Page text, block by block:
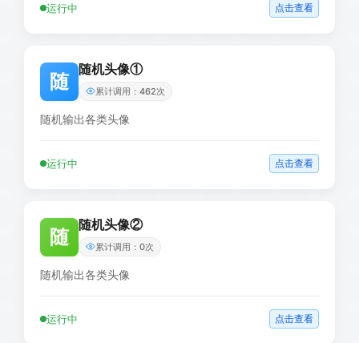
运行中 点击查看
随
随机头像①
累计调用：462次
随机输出各类头像
运行中 点击查看
随
随机头像②
累计调用：0次
随机输出各类头像
运行中 点击查看